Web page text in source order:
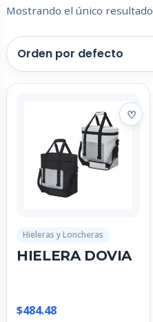
Mostrando el único resultado
Hieleras y Loncheras
HIELERA DOVIA
$484.48